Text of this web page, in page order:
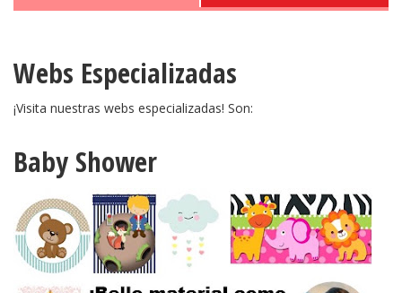
Webs Especializadas
¡Visita nuestras webs especializadas! Son:
Baby Shower